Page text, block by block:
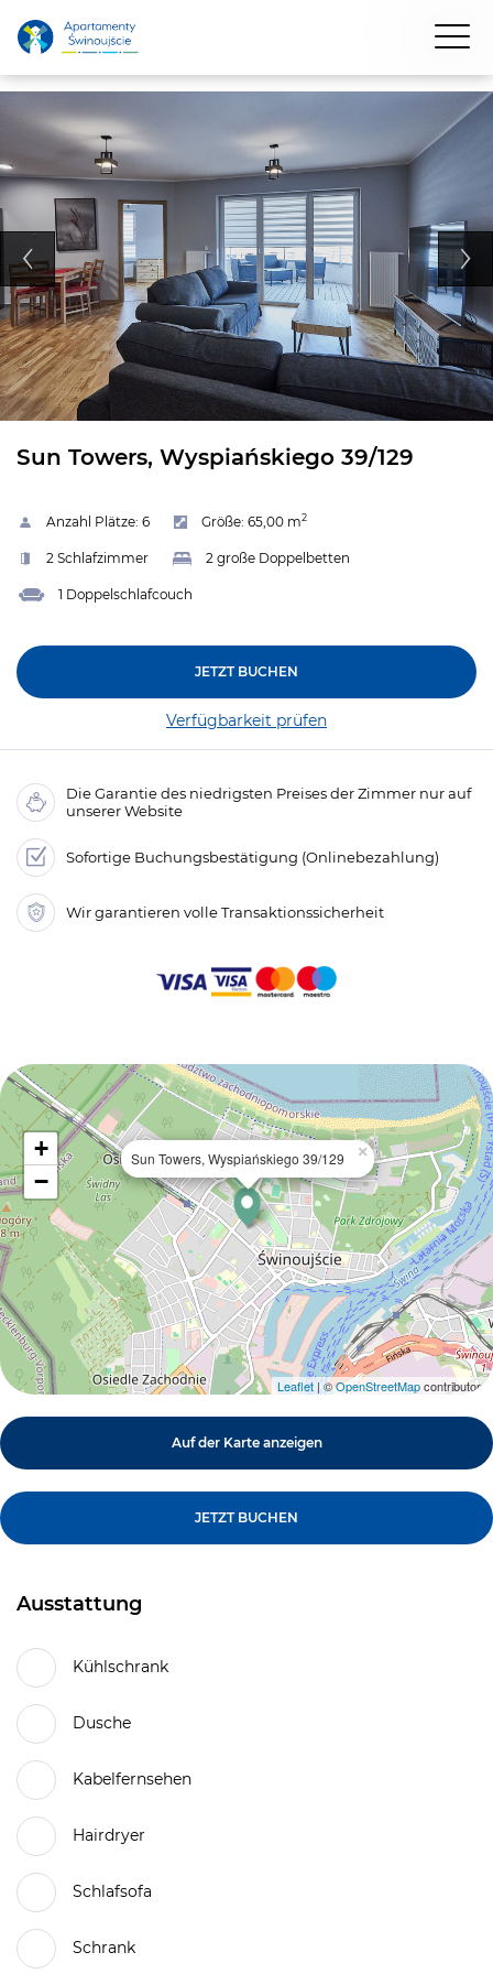
Sun Towers, Wyspiańskiego 39/129
Anzahl Plätze: 6 Größe: 65,00 m2
2 Schlafzimmer 2 große Doppelbetten
1 Doppelschlafcouch
JETZT BUCHEN
Verfügbarkeit prüfen
Die Garantie des niedrigsten Preises der Zimmer nur auf
unserer Website
Sofortige Buchungsbestätigung (Onlinebezahlung)
Wir garantieren volle Transaktionssicherheit
Sun Towers, Wyspiańskiego 39/129 ×
+
−
Leaflet | ©OpenStreetMapcontributors
Auf der Karte anzeigen
JETZT BUCHEN
Ausstattung
Kühlschrank
Dusche
Kabelfernsehen
Hairdryer
Schlafsofa
Schrank